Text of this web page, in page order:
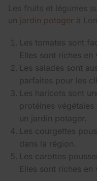
Les fruits et légumes
un jardin potager à
Les tomates sont
Elles sont riches
Les salades sont
parfaites pour les
Les haricots sont
protéines
un jardin potager.
Les courgettes
dans la région.
Les carottes
Elles sont riches en